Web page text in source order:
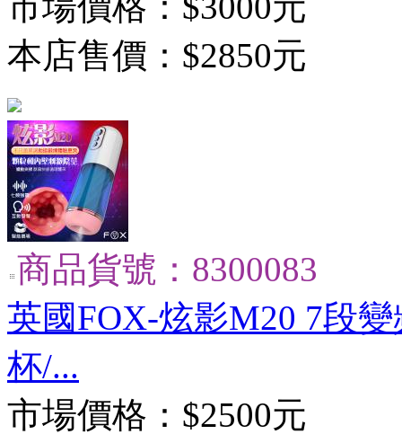
本店售價： $2850元
商品貨號：8300083
英國FOX-炫影M20 7段
杯/...
市場價格： $2500元